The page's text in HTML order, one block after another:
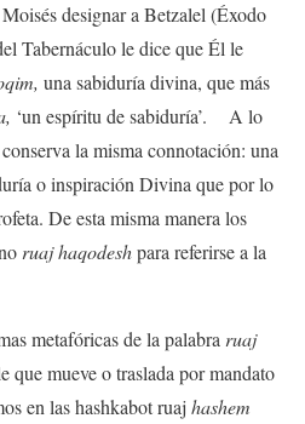
designar a Betzalel (Éxodo
Tabernáculo le dice que Él le
una sabiduría divina, que más
‘un espíritu de sabiduría’.
A lo
conserva la misma connotación: una
o inspiración Divina que por lo
De esta misma manera los
ruaj haqodeshpara referirse a la
metafóricas de la palabra ruaj
que mueve o traslada por mandato
en las hashkabot ruaj hashem